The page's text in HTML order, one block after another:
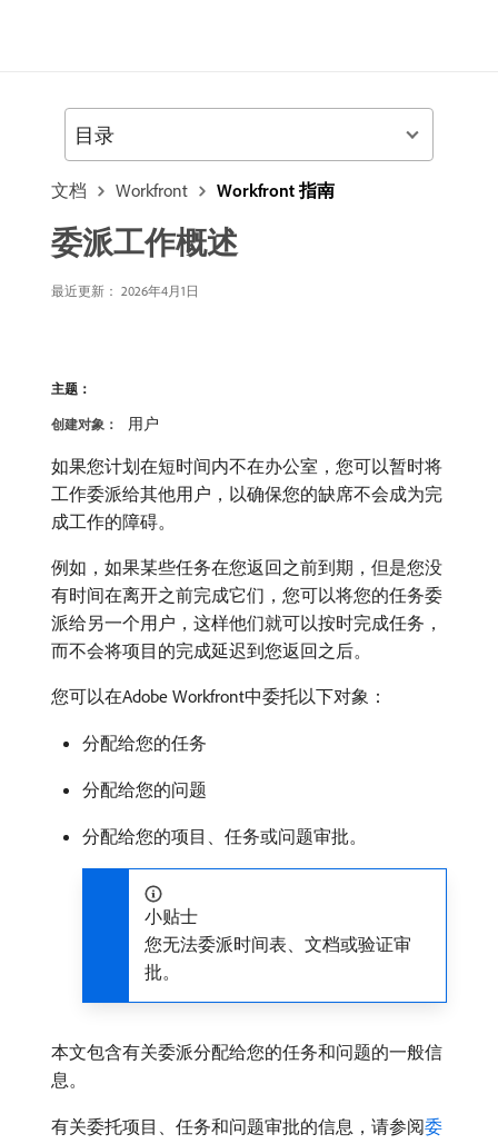
文档 Workfront Workfront 指南
委派工作概述
最近更新： 2026年4月1日
主题：
创建对象： 用户
如果您计划在短时间内不在办公室，您可以暂时将
工作委派给其他用户，以确保您的缺席不会成为完
成工作的障碍。
例如，如果某些任务在您返回之前到期，但是您没
有时间在离开之前完成它们，您可以将您的任务委
派给另一个用户，这样他们就可以按时完成任务，
而不会将项目的完成延迟到您返回之后。
您可以在Adobe Workfront中委托以下对象：
分配给您的任务
分配给您的问题
分配给您的项目、任务或问题审批。
小贴士
您无法委派时间表、文档或验证审
批。
本文包含有关委派分配给您的任务和问题的一般信
息。
有关委托项目、任务和问题审批的信息，请参阅委
目录